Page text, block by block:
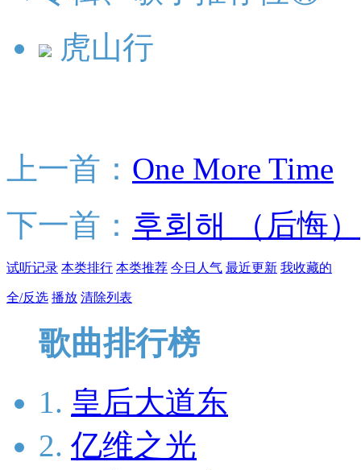
虎山行
上一首： One More Time
下一首： 후회해 （后悔）
试听记录 本类排行 本类推荐 今日人气 最近更新 我收藏的
全/反选 播放 清除列表
歌曲排行榜
1. 皇后大道东
2. 亿维之光